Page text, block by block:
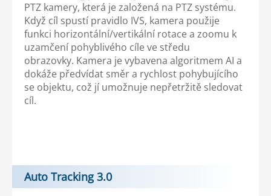
PTZ kamery, která je založená na PTZ systému.
Když cíl spustí pravidlo IVS, kamera použije
funkci horizontální/vertikální rotace a zoomu k
uzamčení pohyblivého cíle ve středu
obrazovky. Kamera je vybavena algoritmem AI a
dokáže předvídat směr a rychlost pohybujícího
se objektu, což jí umožnuje nepřetržitě sledovat
cíl.
Auto Tracking 3.0